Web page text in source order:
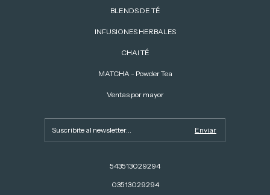
BLENDS DE TÉ
INFUSIONES HERBALES
CHAI TÉ
MATCHA - Powder Tea
Ventas por mayor
543513029294
03513029294